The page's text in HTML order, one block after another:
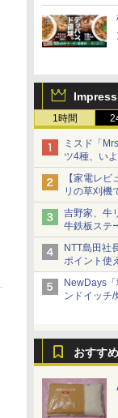
1時間
ミスド「
ツ4種、い
【家電レ
リの草刈機
吉野家、牛
牛鉄板ステ
NTT島田社
ポイント使
NewDays
ンドイッチ
おすす